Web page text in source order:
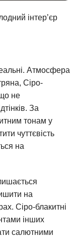
інтер’єр
Атмосфера
Сіро-
не
За
тонам у
чуттєвість
на
на
Сіро-блакитні
інших
салютними